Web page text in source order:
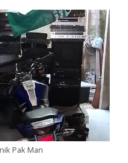
Pak Man